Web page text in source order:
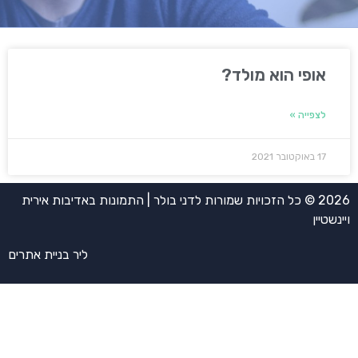
אופי הוא מולד?
לצפייה »
17 באוקטובר 2021
2026 © כל הזכויות שמורות לדני בולר | התמונות באדיבות אירית
ויינשטיין
ליר בניית אתרים